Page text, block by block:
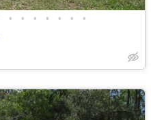
• • • • • • •